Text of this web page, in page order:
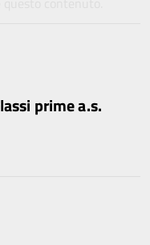
prime a.s.